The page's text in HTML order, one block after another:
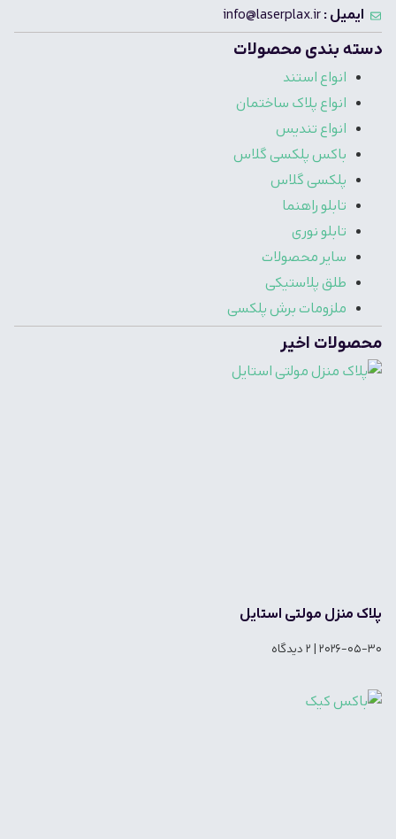
ایمیل :info@laserplax.ir
دسته بندی محصولات
انواع استند
انواع پلاک ساختمان
انواع تندیس
باکس پلکسی گلاس
پلکسی گلاس
تابلو راهنما
تابلو نوری
سایر محصولات
طلق پلاستیکی
ملزومات برش پلکسی
محصولات اخیر
پلاک منزل مولتی استایل
2026-05-30